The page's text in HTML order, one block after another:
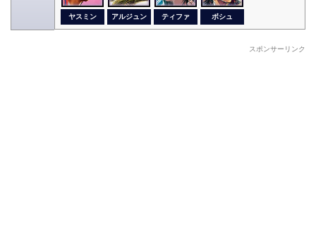
ヤスミン アルジュン ティファ ボシュ
スポンサーリンク